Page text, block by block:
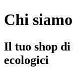
Chi siamo
Il tuo shop di
ecologici